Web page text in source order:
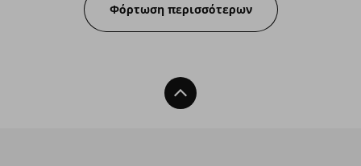
Φόρτωση περισσότερων
Back To Top